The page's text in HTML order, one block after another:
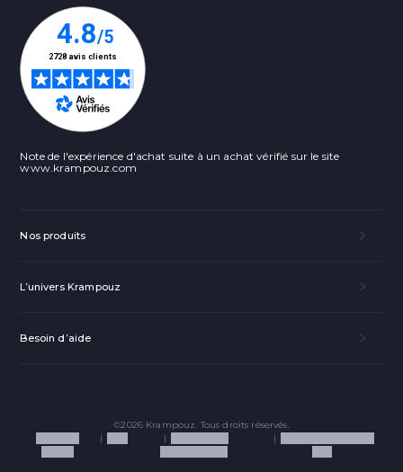
Facebook
Email
Note de l'expérience d'achat suite à un achat vérifié sur le site
www.krampouz.com
Nos produits
L’univers Krampouz
Besoin d’aide
©2026 Krampouz. Tous droits réservés.